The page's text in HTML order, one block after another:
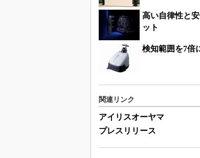
高い自律性と
ット
検知範囲を7倍
関連リンク
アイリスオーヤマ
プレスリリース